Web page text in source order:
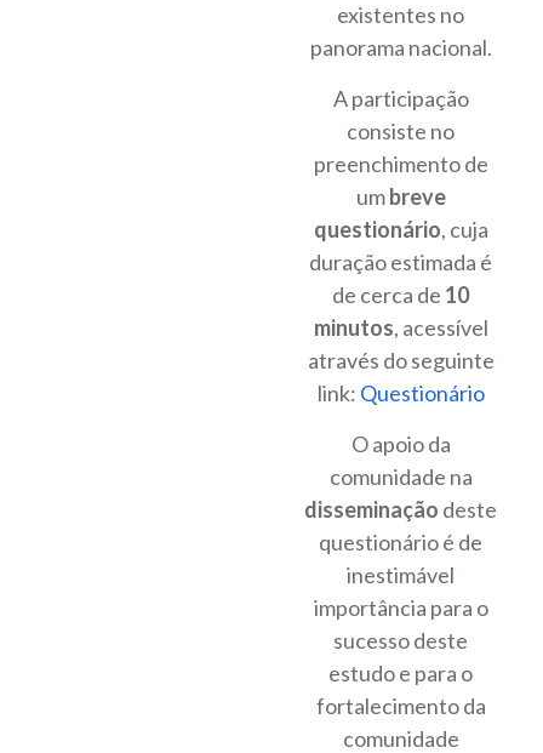
existentes no
panorama nacional.
A participação
consiste no
preenchimento de
umbreve
questionário, cuja
duração estimada é
de cerca de 10
minutos, acessível
através do seguinte
link: Questionário
O apoio da
comunidade na
disseminação deste
questionário é de
inestimável
importância para o
sucesso deste
estudo e para o
fortalecimento da
comunidade